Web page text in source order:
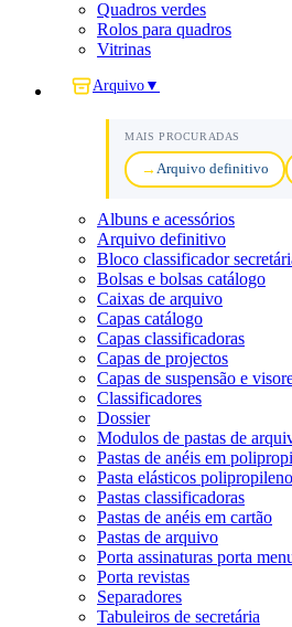
Quadros verdes
Rolos para quadros
Vitrinas
Arquivo ▼
MAIS PROCURADAS
Arquivo definitivo
Albuns e acessórios
Arquivo definitivo
Bloco classificador
Bolsas e bolsas catálogo
Caixas de arquivo
Capas catálogo
Capas classificadoras
Capas de projectos
Capas de suspensão e
Classificadores
Dossier
Modulos de pastas de
Pastas de anéis em
Pasta elásticos polipropileno
Pastas classificadoras
Pastas de anéis em cartão
Pastas de arquivo
Porta assinaturas porta
Porta revistas
Separadores
Tabuleiros de secretária